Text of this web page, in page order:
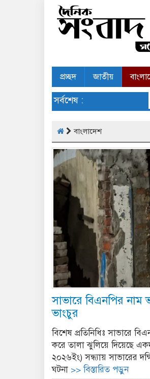
প্রচ্ছদ জাতীয়
সর্বশেষ :
বাংলাদেশ
সাভারে বিএনপির নাম
ভাংচুর
বিশেষ প্রতিনিধিঃ সাভারে
করে তালা ঝুলিয়ে দিয়েছে
২০২৬ইং) সন্ধ্যায় সাভারের
ঘটনা >> বিস্তারিত পড়ুন